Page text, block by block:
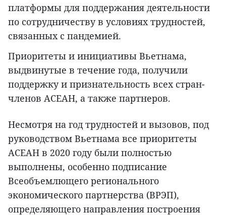
платформы для поддержания деятельности
по сотрудничеству в условиях трудностей,
связанных с пандемией.
Приоритеты и инициативы Вьетнама,
выдвинутые в течение года, получили
поддержку и признательность всех стран-
членов АСЕАН, а также партнеров.
Несмотря на год трудностей и вызовов, под
руководством Вьетнама все приоритеты
АСЕАН в 2020 году были полностью
выполнены, особенно подписание
Всеобъемлющего регионального
экономического партнерства (ВРЭП),
определяющего направления построения